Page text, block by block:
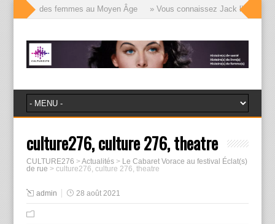
visages des femmes au Moyen Âge » Vous connaissez Jack
culture276, culture 276, theatre
CULTURE276 >Actualités> Le Cabaret Vorace au festival Éclat(s)
de rue > culture276, culture 276, theatre
admin 28 août 2021